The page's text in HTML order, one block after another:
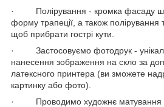
· Полірування - кромка фасаду
форму трапеції, а також полірування
щоб прибрати гострі кути.
· Застосовуємо фотодрук -
нанесення зображення на скло за
латексного принтера (ви зможете
картинку або фото).
· Проводимо художнє матування